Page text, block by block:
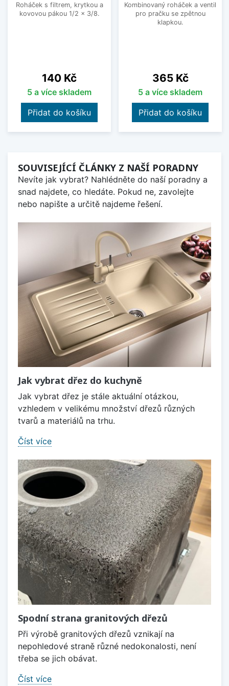
Roháček s filtrem, krytkou a
kovovou pákou 1/2 x 3/8.
Cena
140 Kč
5 a více skladem
Přidat do košíku
Kombinovaný roháček a ventil
pro pračku se zpětnou
klapkou.
Cena
365 Kč
5 a více skladem
Přidat do košíku
SOUVISEJÍCÍ ČLÁNKY Z NAŠÍ PORADNY
Nevíte jak vybrat? Nahlédněte do naší poradny a
snad najdete, co hledáte. Pokud ne, zavolejte
nebo napište a určitě najdeme řešení.
Jak vybrat dřez do kuchyně
Jak vybrat dřez je stále aktuální otázkou,
vzhledem v velikému množství dřezů různých
tvarů a materiálů na trhu.
Číst více
Spodní strana granitových dřezů
Při výrobě granitových dřezů vznikají na
nepohledové straně různé nedokonalosti, není
třeba se jich obávat.
Číst více